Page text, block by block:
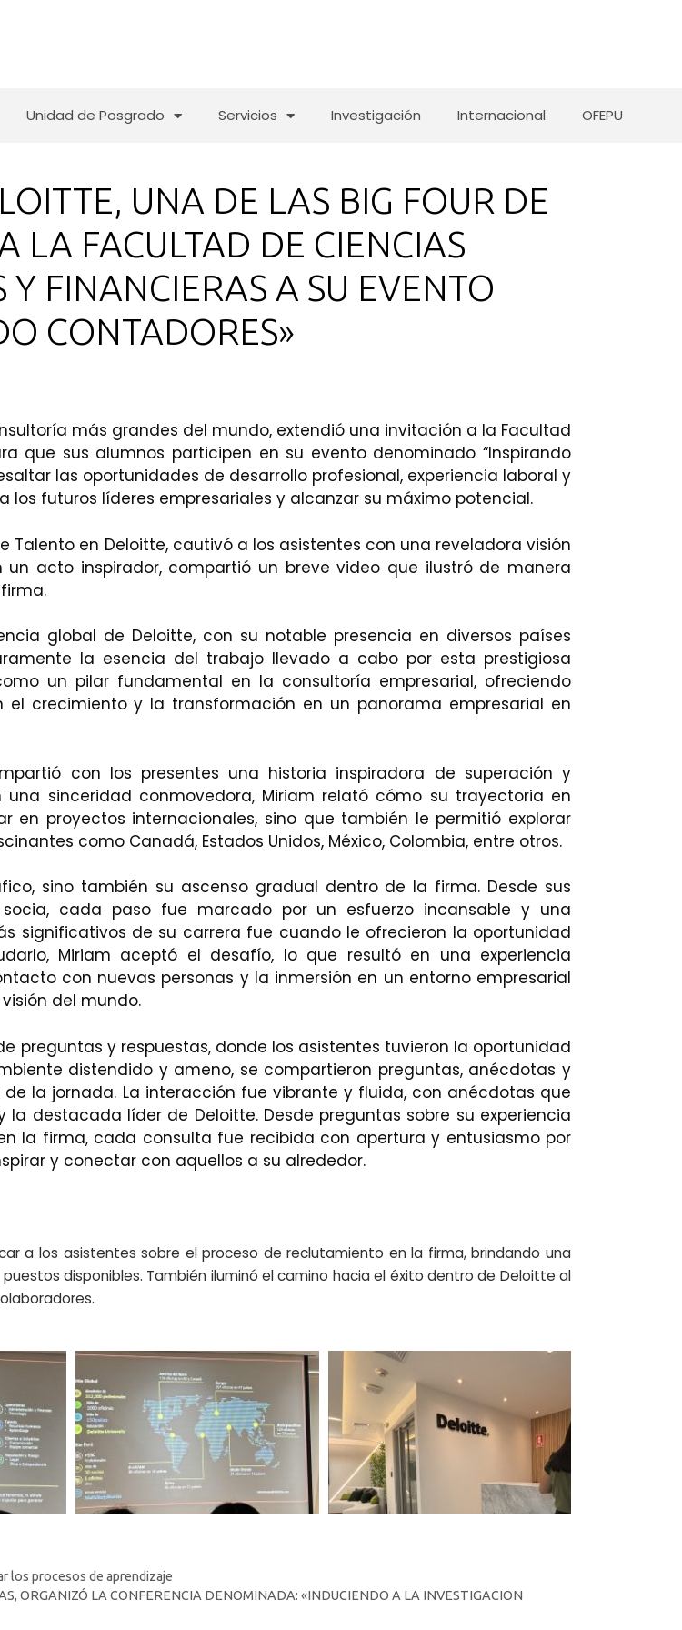
Unidad de Posgrado Servicios Investigación Internacional OFEPU
UNA DE LAS BIG FOUR DE
LA FACULTAD DE CIENCIAS
FINANCIERAS A SU EVENTO
CONTADORES»
más grandes del mundo, extendió una invitación a la Facultad
que sus alumnos participen en su evento denominado “Inspirando
las oportunidades de desarrollo profesional, experiencia laboral y
futuros líderes empresariales y alcanzar su máximo potencial.
Talento en Deloitte, cautivó a los asistentes con una reveladora visión
acto inspirador, compartió un breve video que ilustró de manera
global de Deloitte, con su notable presencia en diversos países
la esencia del trabajo llevado a cabo por esta prestigiosa
un pilar fundamental en la consultoría empresarial, ofreciendo
el crecimiento y la transformación en un panorama empresarial en
con los presentes una historia inspiradora de superación y
sinceridad conmovedora, Miriam relató cómo su trayectoria en
en proyectos internacionales, sino que también le permitió explorar
como Canadá, Estados Unidos, México, Colombia, entre otros.
sino también su ascenso gradual dentro de la firma. Desde sus
cada paso fue marcado por un esfuerzo incansable y una
significativos de su carrera fue cuando le ofrecieron la oportunidad
Miriam aceptó el desafío, lo que resultó en una experiencia
con nuevas personas y la inmersión en un entorno empresarial
del mundo.
preguntas y respuestas, donde los asistentes tuvieron la oportunidad
distendido y ameno, se compartieron preguntas, anécdotas y
la jornada. La interacción fue vibrante y fluida, con anécdotas que
destacada líder de Deloitte. Desde preguntas sobre su experiencia
la firma, cada consulta fue recibida con apertura y entusiasmo por
y conectar con aquellos a su alrededor.
a los asistentes sobre el proceso de reclutamiento en la firma, brindando una
disponibles. También iluminó el camino hacia el éxito dentro de Deloitte al
los procesos de aprendizaje
ORGANIZÓ LA CONFERENCIA DENOMINADA: «INDUCIENDO A LA INVESTIGACION